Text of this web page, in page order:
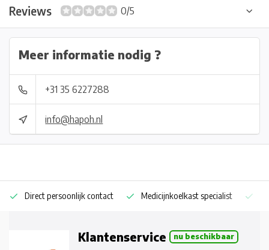
Reviews 0/5
Meer informatie nodig ?
+31 35 6227288
info@hapoh.nl
Direct persoonlijk contact Medicijnkoelkast specialist
Klantenservice nu beschikbaar